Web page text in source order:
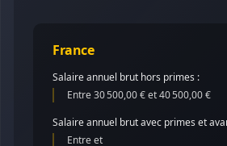
France
Salaire annuel brut hors primes :
Entre 30 500,00 € et 40 500,00 €
Salaire annuel brut avec primes et
Entre et